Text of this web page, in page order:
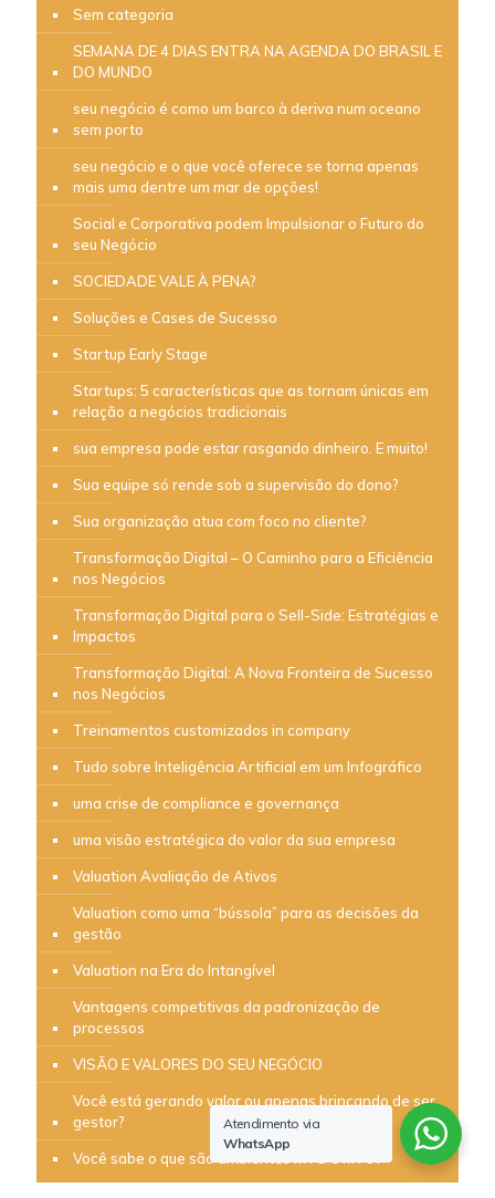
Sem categoria
SEMANA DE 4 DIAS ENTRA NA AGENDA DO BRASIL E
DO MUNDO
seu negócio é como um barco à deriva num oceano
sem porto
seu negócio e o que você oferece se torna apenas
mais uma dentre um mar de opções!
Social e Corporativa podem Impulsionar o Futuro do
seu Negócio
SOCIEDADE VALE À PENA?
Soluções e Cases de Sucesso
Startup Early Stage
Startups: 5 características que as tornam únicas em
relação a negócios tradicionais
sua empresa pode estar rasgando dinheiro. E muito!
Sua equipe só rende sob a supervisão do dono?
Sua organização atua com foco no cliente?
Transformação Digital – O Caminho para a Eficiência
nos Negócios
Transformação Digital para o Sell-Side: Estratégias e
Impactos
Transformação Digital: A Nova Fronteira de Sucesso
nos Negócios
Treinamentos customizados in company
Tudo sobre Inteligência Artificial em um Infográfico
uma crise de compliance e governança
uma visão estratégica do valor da sua empresa
Valuation Avaliação de Ativos
Valuation como uma “bússola” para as decisões da
gestão
Valuation na Era do Intangível
Vantagens competitivas da padronização de
processos
VISÃO E VALORES DO SEU NEGÓCIO
Você está gerando valor ou apenas brincando de ser
gestor?
Você sabe o que são ambientes MTS e MTO?
Atendimento via
WhatsApp